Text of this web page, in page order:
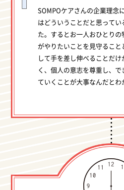
SOMPOケアさんの企業理念
はどういうことだと思ってい
た。するとお一人おひとりの
がやりたいことを見守ること
して手を差し伸べることだけ
く、個人の意志を尊重し、で
ていくことが大事なんだとわ